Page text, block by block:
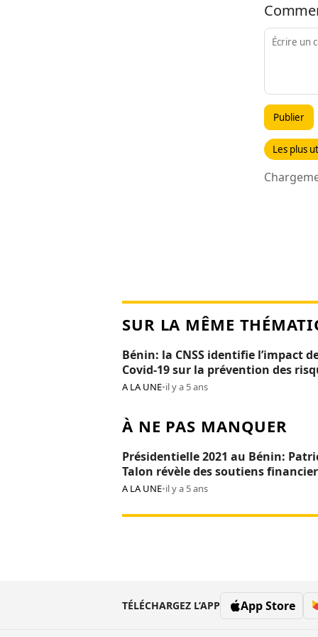
Publier
Les plus
SUR LA MÊME
Bénin: la CNSS identifie l’impact
Covid-19 sur la prévention des
professionnels
A LA UNE•il y a 5 ans
À NE PAS MANQUER
Présidentielle 2021 au Bénin:
Talon révèle des soutiens
Réckya Madougou
A LA UNE•il y a 5 ans
TÉLÉCHARGEZ L’APP App Store